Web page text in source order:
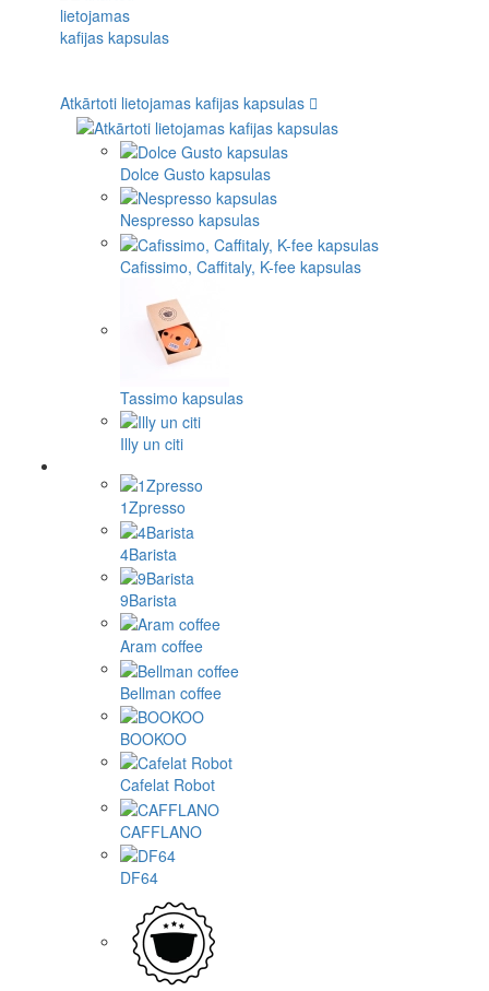
Atkārtoti lietojamas kafijas kapsulas
Dolce Gusto kapsulas
Nespresso kapsulas
Cafissimo, Caffitaly, K-fee kapsulas
Tassimo kapsulas
Illy un citi
1Zpresso
4Barista
9Barista
Aram coffee
Bellman coffee
BOOKOO
Cafelat Robot
CAFFLANO
DF64